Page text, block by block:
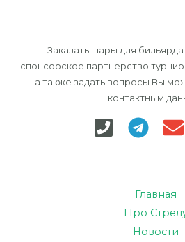
Заказать шары для бильярда
спонсорское партнерство
а также задать вопросы Вы
контактным
Главная
Про
Новости